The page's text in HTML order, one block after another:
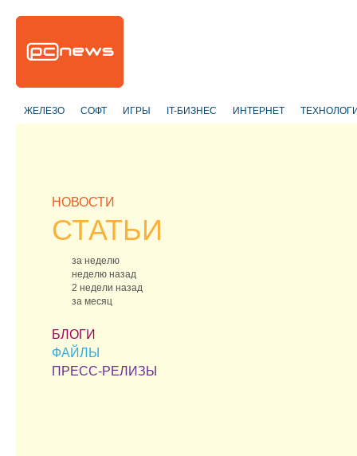
ЖЕЛЕЗО СОФТ ИГРЫ IT-БИЗНЕС ИНТЕРНЕТ
НОВОСТИ
СТАТЬИ
за неделю
неделю назад
2 недели назад
за месяц
БЛОГИ
ФАЙЛЫ
ПРЕСС-РЕЛИЗЫ